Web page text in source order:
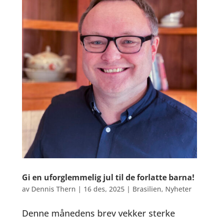
Gi en uforglemmelig jul til de forlatte barna!
av Dennis Thern | 16 des, 2025| Brasilien, Nyheter
Denne månedens brev vekker sterke